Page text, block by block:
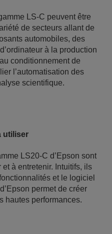
LS-C peuvent être
de secteurs allant de
automobiles, des
à la production
conditionnement de
l’automatisation des
scientifique.
utiliser
LS20-C d’Epson sont
à entretenir. Intuitifs, ils
et le logiciel
permet de créer
hautes performances.